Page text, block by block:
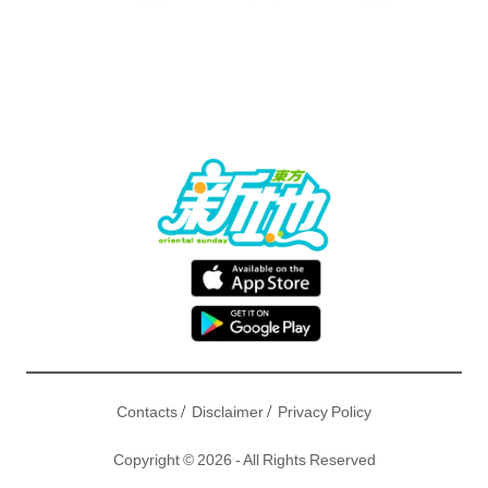
Contacts/ Disclaimer/ Privacy Policy
Copyright © 2026 - All Rights Reserved